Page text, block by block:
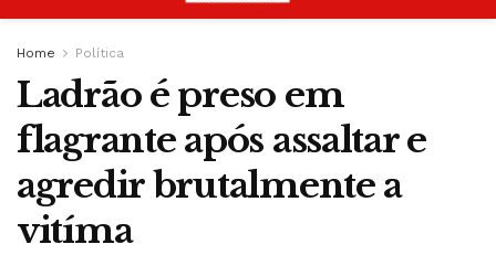
Home Política
Ladrão é preso em
flagrante após assaltar e
agredir brutalmente a
vitíma